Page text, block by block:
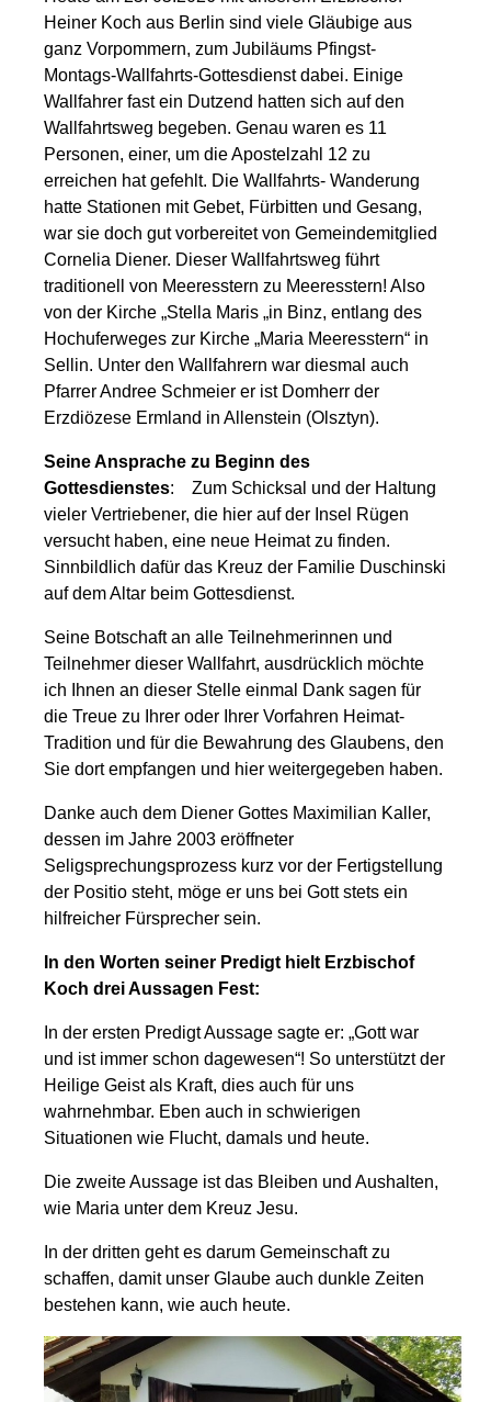
Heiner Koch aus Berlin sind viele Gläubige aus
ganz Vorpommern, zum Jubiläums Pfingst-
Montags-Wallfahrts-Gottesdienst dabei. Einige
Wallfahrer fast ein Dutzend hatten sich auf den
Wallfahrtsweg begeben. Genau waren es 11
Personen, einer, um die Apostelzahl 12 zu
erreichen hat gefehlt. Die Wallfahrts- Wanderung
hatte Stationen mit Gebet, Fürbitten und Gesang,
war sie doch gut vorbereitet von Gemeindemitglied
Cornelia Diener. Dieser Wallfahrtsweg führt
traditionell von Meeresstern zu Meeresstern! Also
von der Kirche „Stella Maris „in Binz, entlang des
Hochuferweges zur Kirche „Maria Meeresstern“ in
Sellin. Unter den Wallfahrern war diesmal auch
Pfarrer Andree Schmeier er ist Domherr der
Erzdiözese Ermland in Allenstein (Olsztyn).
Seine Ansprache zu Beginn des
Gottesdienstes: Zum Schicksal und der Haltung
vieler Vertriebener, die hier auf der Insel Rügen
versucht haben, eine neue Heimat zu finden.
Sinnbildlich dafür das Kreuz der Familie Duschinski
auf dem Altar beim Gottesdienst.
Seine Botschaft an alle Teilnehmerinnen und
Teilnehmer dieser Wallfahrt, ausdrücklich möchte
ich Ihnen an dieser Stelle einmal Dank sagen für
die Treue zu Ihrer oder Ihrer Vorfahren Heimat-
Tradition und für die Bewahrung des Glaubens, den
Sie dort empfangen und hier weitergegeben haben.
Danke auch dem Diener Gottes Maximilian Kaller,
dessen im Jahre 2003 eröffneter
Seligsprechungsprozess kurz vor der Fertigstellung
der Positio steht, möge er uns bei Gott stets ein
hilfreicher Fürsprecher sein.
In den Worten seiner Predigt hielt Erzbischof
Koch drei Aussagen Fest:
In der ersten Predigt Aussage sagte er: „Gott war
und ist immer schon dagewesen“! So unterstützt der
Heilige Geist als Kraft, dies auch für uns
wahrnehmbar. Eben auch in schwierigen
Situationen wie Flucht, damals und heute.
Die zweite Aussage ist das Bleiben und Aushalten,
wie Maria unter dem Kreuz Jesu.
In der dritten geht es darum Gemeinschaft zu
schaffen, damit unser Glaube auch dunkle Zeiten
bestehen kann, wie auch heute.